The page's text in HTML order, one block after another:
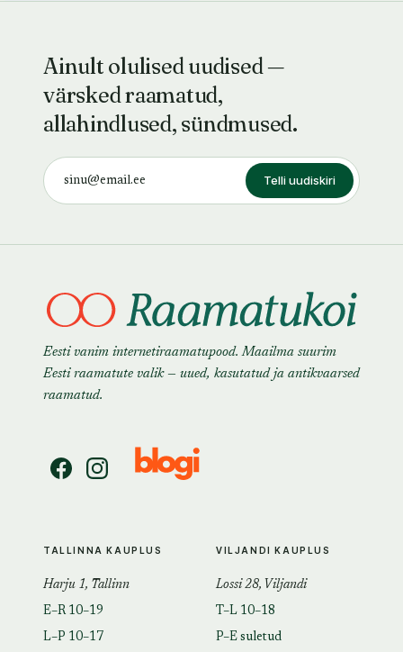
Ainult olulised uudised —
värsked raamatud,
allahindlused, sündmused.
Telli uudiskiri
Eesti vanim internetiraamatupood. Maailma suurim
Eesti raamatute valik — uued, kasutatud ja antikvaarsed
raamatud.
TALLINNA KAUPLUS
Harju 1, Tallinn
E–R 10–19
L–P 10–17
VILJANDI KAUPLUS
Lossi 28, Viljandi
T–L 10–18
P–E suletud